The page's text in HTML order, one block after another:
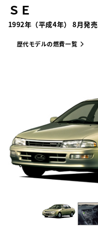
ＳＥ
1992年（平成4年） 8月発売
歴代モデルの燃費一覧